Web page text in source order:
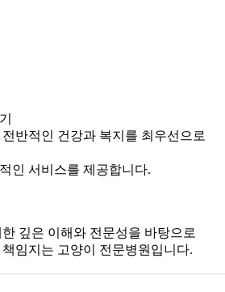
반적인 건강과 복지를 최우선으로
인 서비스를 제공합니다.
깊은 이해와 전문성을 바탕으로
임지는 고양이 전문병원입니다.